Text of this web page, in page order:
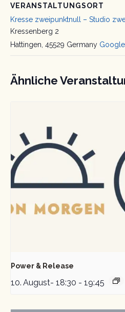
VERANSTALTUNGSORT
Kresse zweipunktnull – Studio
Kressenberg 2
Hattingen, 45529 Germany
Ähnliche
Power & Release
10. August- 18:30 - 19:45